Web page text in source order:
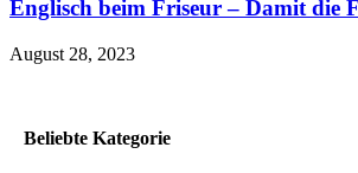
Englisch beim Friseur – Damit die
August 28, 2023
Beliebte Kategorie